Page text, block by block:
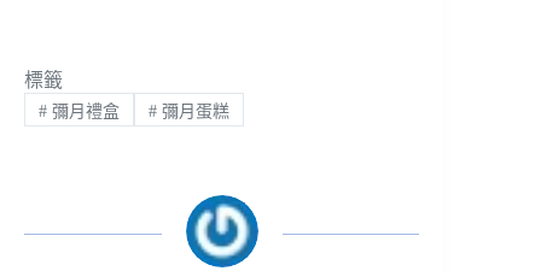
標籤
#彌月禮盒 #彌月蛋糕